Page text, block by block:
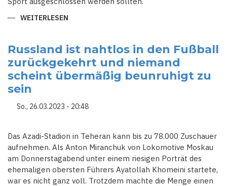
WEITERLESEN
ALS
SOLDATEN
IN
DER
UKRAINE
KÄMPFEN
OLYMPISCHEN
SPIELEN
Russland ist nahtlos in den Fußball
zurückgekehrt und niemand
scheint übermäßig beunruhigt zu
sein
So., 26.03.2023 - 20:48
Das Azadi-Stadion in Teheran kann bis zu 78.000 Zuschauer
aufnehmen. Als Anton Miranchuk von Lokomotive Moskau
am Donnerstagabend unter einem riesigen Porträt des
ehemaligen obersten Führers Ayatollah Khomeini startete,
war es nicht ganz voll. Trotzdem machte die Menge einen